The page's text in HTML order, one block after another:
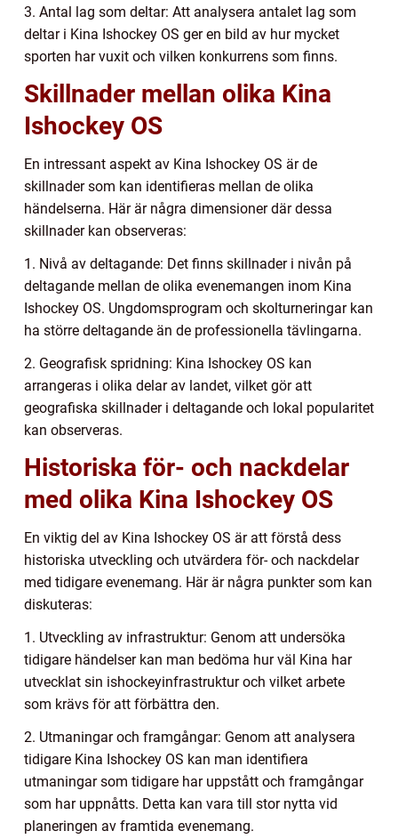
3. Antal lag som deltar: Att analysera antalet lag som
deltar i Kina Ishockey OS ger en bild av hur mycket
sporten har vuxit och vilken konkurrens som finns.
Skillnader mellan olika Kina
Ishockey OS
En intressant aspekt av Kina Ishockey OS är de
skillnader som kan identifieras mellan de olika
händelserna. Här är några dimensioner där dessa
skillnader kan observeras:
1. Nivå av deltagande: Det finns skillnader i nivån på
deltagande mellan de olika evenemangen inom Kina
Ishockey OS. Ungdomsprogram och skolturneringar kan
ha större deltagande än de professionella tävlingarna.
2. Geografisk spridning: Kina Ishockey OS kan
arrangeras i olika delar av landet, vilket gör att
geografiska skillnader i deltagande och lokal popularitet
kan observeras.
Historiska för- och nackdelar
med olika Kina Ishockey OS
En viktig del av Kina Ishockey OS är att förstå dess
historiska utveckling och utvärdera för- och nackdelar
med tidigare evenemang. Här är några punkter som kan
diskuteras:
1. Utveckling av infrastruktur: Genom att undersöka
tidigare händelser kan man bedöma hur väl Kina har
utvecklat sin ishockeyinfrastruktur och vilket arbete
som krävs för att förbättra den.
2. Utmaningar och framgångar: Genom att analysera
tidigare Kina Ishockey OS kan man identifiera
utmaningar som tidigare har uppstått och framgångar
som har uppnåtts. Detta kan vara till stor nytta vid
planeringen av framtida evenemang.